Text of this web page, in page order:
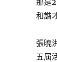
那是
和諧
張曉
五屆